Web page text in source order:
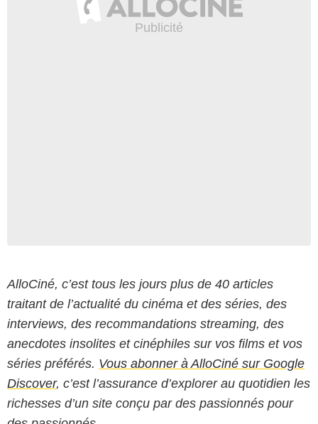
AlloCiné, c’est tous les jours plus de 40 articles
traitant de l’actualité du cinéma et des séries, des
interviews, des recommandations streaming, des
anecdotes insolites et cinéphiles sur vos films et vos
séries préférés. Vous abonner à AlloCiné sur Google
Discover, c’est l’assurance d’explorer au quotidien les
richesses d’un site conçu par des passionnés pour